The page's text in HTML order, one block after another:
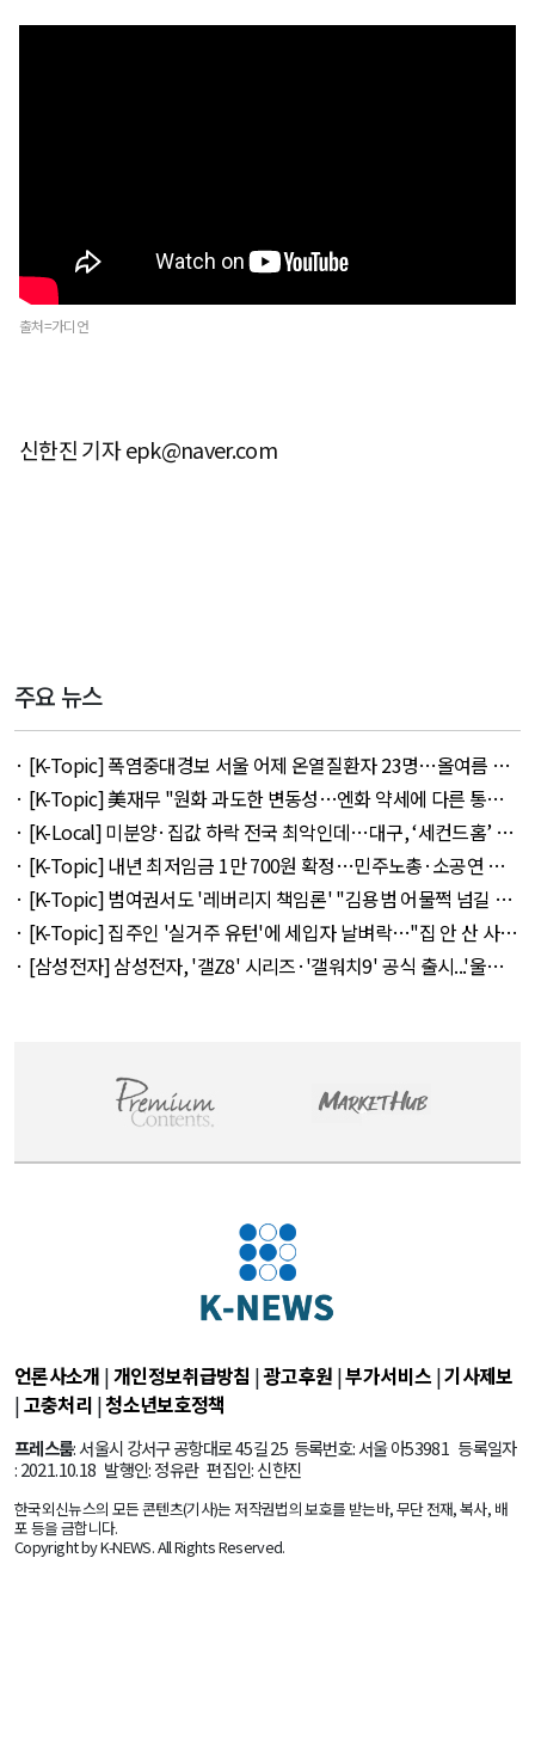
출처=가디언
신한진 기자 epk@naver.com
주요 뉴스
· [K-Topic] 폭염중대경보 서울 어제 온열질환자 23명…올여름 최
다 외 33건 - August 5, 2026
· [K-Topic] 美재무 "원화 과도한 변동성…엔화 약세에 다른 통화
뒤따를 것" 외 50건 - August 5, 2026
· [K-Local] 미분양·집값 하락 전국 최악인데…대구, ‘세컨드홈’ 특
례서 빠졌다 외 11건 - August 5, 2026
· [K-Topic] 내년 최저임금 1만 700원 확정…민주노총·소공연 이
의 불수용 외 44건 - August 5, 2026
· [K-Topic] 범여권서도 '레버리지 책임론' "김용범 어물쩍 넘길 수
없어" 외 50건 - August 5, 2026
· [K-Topic] 집주인 '실거주 유턴'에 세입자 날벼락…"집 안 산 사람
만 바보" 외 50건 - August 5, 2026
· [삼성전자] 삼성전자, '갤Z8' 시리즈·'갤워치9' 공식 출시...'울트
언론사소개 |개인정보취급방침 |광고후원 |부가서비스 |기사제보
|고충처리 |청소년보호정책
프레스룸: 서울시 강서구 공항대로 45길 25 등록번호: 서울 아53981 등록일자
: 2021.10.18 발행인: 정유란 편집인: 신한진
한국외신뉴스의 모든 콘텐츠(기사)는 저작권법의 보호를 받는바, 무단 전재, 복사, 배
포 등을 금합니다.
Copyright by K-NEWS. All Rights Reserved.